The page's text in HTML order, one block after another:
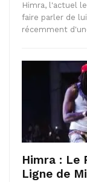
Himra, l'actuel
faire parler de
récemment
Himra : Le
Ligne de